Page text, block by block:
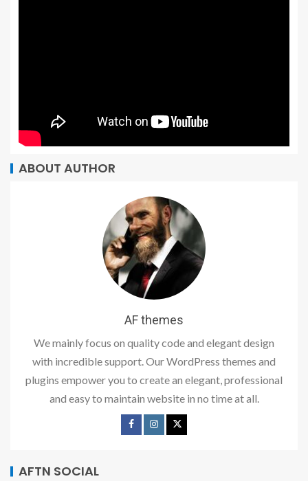
ABOUT AUTHOR
AF themes
We mainly focus on quality code and elegant design
with incredible support. Our WordPress themes and
plugins empower you to create an elegant, professional
and easy to maintain website in no time at all.
AFTN SOCIAL